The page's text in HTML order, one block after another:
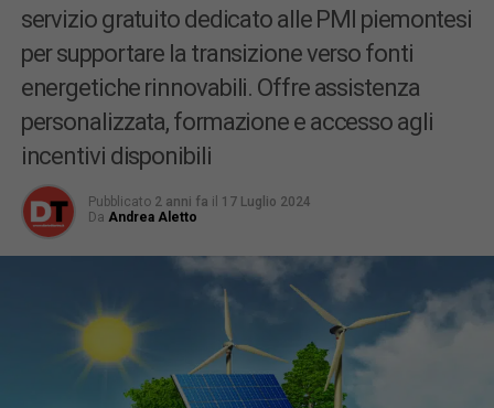
servizio gratuito dedicato alle PMI piemontesi
per supportare la transizione verso fonti
energetiche rinnovabili. Offre assistenza
personalizzata, formazione e accesso agli
incentivi disponibili
Pubblicato 2 anni fa il 17 Luglio 2024
Da Andrea Aletto